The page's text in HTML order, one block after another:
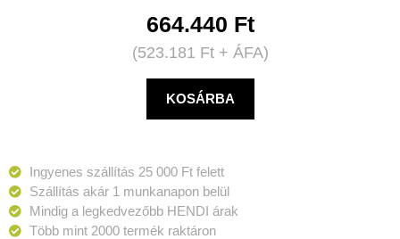
664.440 Ft
(523.181 Ft+ ÁFA)
KOSÁRBA
Ingyenes szállítás 25 000 Ft felett
Szállítás akár 1 munkanapon belül
Mindig a legkedvezőbb HENDI árak
Több mint 2000 termék raktáron